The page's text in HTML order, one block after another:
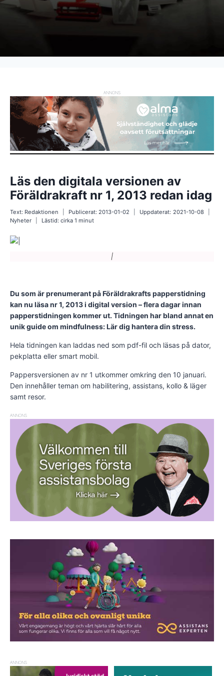
ANNONS
Läs den digitala versionen av
Föräldrakraft nr 1, 2013 redan idag
Text: Redaktionen Publicerat: 2013-01-02 Uppdaterat: 2021-10-08
Nyheter
Lästid: cirka 1 minut
|
Du som är prenumerant på Föräldrakrafts papperstidning
kan nu läsa nr 1, 2013 i digital version – flera dagar innan
papperstidningen kommer ut. Tidningen har bland annat en
unik guide om mindfulness: Lär dig hantera din stress.
Hela tidningen kan laddas ned som pdf-fil och läsas på dator,
pekplatta eller smart mobil.
Pappersversionen av nr 1 utkommer omkring den 10 januari.
Den innehåller teman om habilitering, assistans, kollo & läger
samt resor.
ANNONS
ANNONS